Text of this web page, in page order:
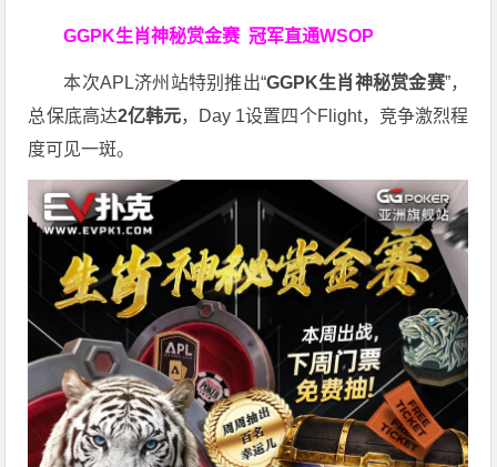
GGPK生肖神秘赏金赛冠军直通WSOP
本次APL济州站特别推出“GGPK生肖神秘赏金赛”，
总保底高达2亿韩元，Day 1设置四个Flight，竞争激烈程
度可见一斑。